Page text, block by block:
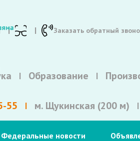
Заказать обратный
Образование
55 м. Щукинская (200 м)
Федеральные новости